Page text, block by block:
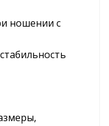
ношении с